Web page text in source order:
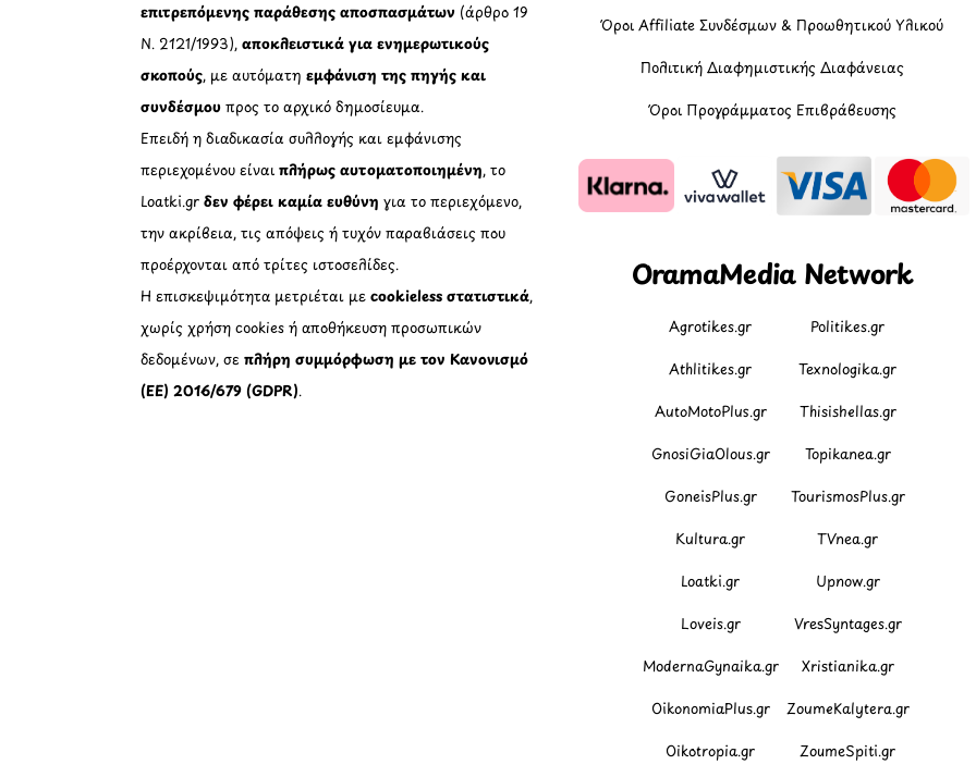
επιτρεπόμενης παράθεσης αποσπασμάτων (άρθρο 19
Ν. 2121/1993), αποκλειστικά για ενημερωτικούς
σκοπούς, με αυτόματηεμφάνιση της πηγής και
συνδέσμου προς το αρχικό δημοσίευμα.
Επειδή η διαδικασία συλλογής και εμφάνισης
περιεχομένου είναιπλήρως αυτοματοποιημένη, το
Loatki.grδεν φέρει καμία ευθύνη για το περιεχόμενο,
την ακρίβεια, τις απόψεις ή τυχόν παραβιάσεις που
προέρχονται από τρίτες ιστοσελίδες.
Η επισκεψιμότητα μετριέται μεcookieless στατιστικά,
χωρίς χρήση cookies ή αποθήκευση προσωπικών
δεδομένων, σεπλήρη συμμόρφωση με τον Κανονισμό
(ΕΕ) 2016/679 (GDPR).
Όροι Affiliate Συνδέσμων & Προωθητικού Υλικού
Πολιτική Διαφημιστικής Διαφάνειας
Όροι Προγράμματος Επιβράβευσης
OramaMedia Network
Agrotikes.gr Politikes.gr
Athlitikes.gr Texnologika.gr
AutoMotoPlus.gr Thisishellas.gr
GnosiGiaOlous.gr Topikanea.gr
GoneisPlus.gr TourismosPlus.gr
Kultura.gr TVnea.gr
Loatki.gr Upnow.gr
Loveis.gr VresSyntages.gr
ModernaGynaika.gr Xristianika.gr
OikonomiaPlus.gr ZoumeKalytera.gr
Oikotropia.gr ZoumeSpiti.gr